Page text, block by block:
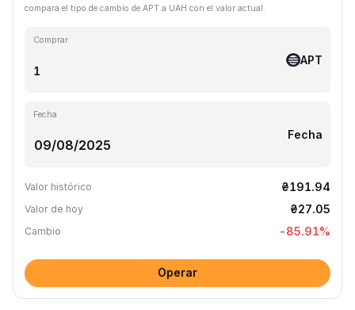
compara el tipo de cambio de APT a UAH con el valor actual.
Comprar
APT
Fecha
Fecha
Valor histórico ₴191.94
Valor de hoy ₴27.05
Cambio -85.91%
Operar